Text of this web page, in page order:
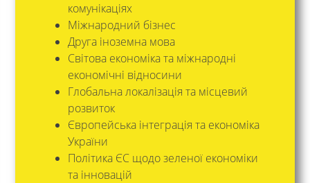
комунікаціях
Міжнародний бізнес
Друга іноземна мова
Світова економіка та міжнародні
економічні відносини
Глобальна локалізація та місцевий
розвиток
Європейська інтеграція та економіка
України
Політика ЄС щодо зеленої економіки
та інновацій